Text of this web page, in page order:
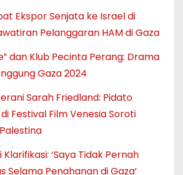
Ekspor Senjata ke Israel di
Pelanggaran HAM di Gaza
dan Klub Pecinta Perang: Drama
Gaza 2024
Sarah Friedland: Pidato
Festival Film Venesia Soroti
‘Saya Tidak Pernah
Selama Penahanan di Gaza’